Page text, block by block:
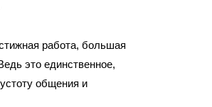
работа, большая
это единственное,
общения и